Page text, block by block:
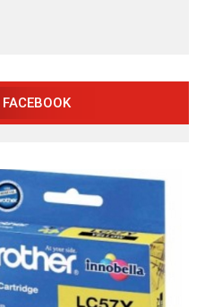
FACEBOOK